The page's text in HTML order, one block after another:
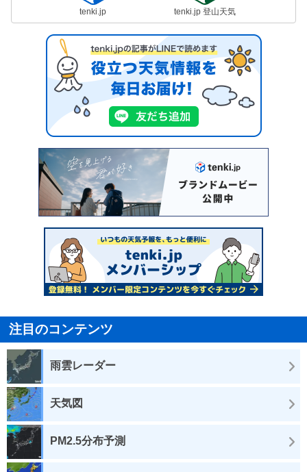
tenki.jp tenki.jp 登山天気
注目のコンテンツ
雨雲レーダー
天気図
PM2.5分布予測